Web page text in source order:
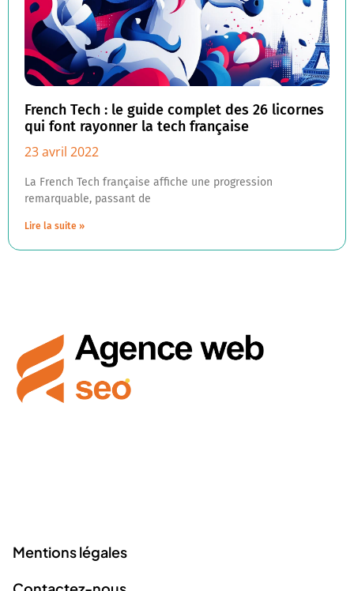
French Tech : le guide complet des 26 licornes
qui font rayonner la tech française
23 avril 2022
La French Tech française affiche une progression
remarquable, passant de
Lire la suite »
Mentions légales